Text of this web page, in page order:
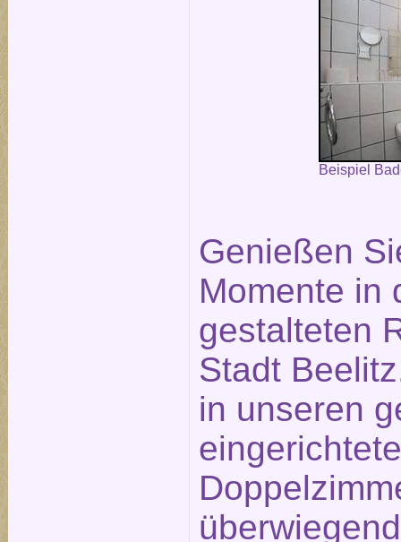
Beispiel
Genießen
Momente in
gestalteten
Stadt
in unseren